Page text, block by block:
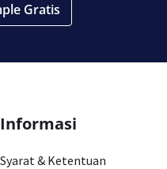
Gratis
Informasi
Syarat & Ketentuan